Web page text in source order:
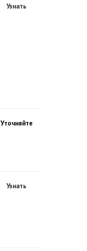
Узнать
Уточняйте
Узнать